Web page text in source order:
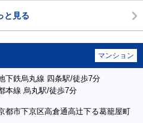
と見る
マンション
下鉄烏丸線 四条駅/徒歩7分
本線 烏丸駅/徒歩7分
都市下京区高倉通高辻下る葛籠屋町